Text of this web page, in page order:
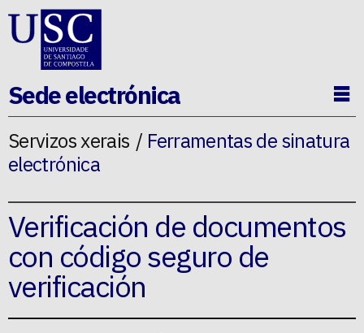
Ir ao contido da p�xina
Sede electrónica
Servizos xerais
Ferramentas de sinatura
electrónica
Verificación de documentos
con código seguro de
verificación